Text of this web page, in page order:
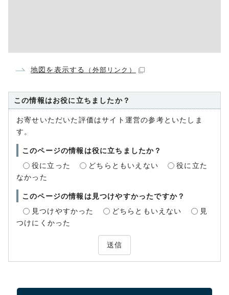
地図を表示する （外部リンク）
この情報はお役に立ちましたか？
お寄せいただいた評価はサイト運営の参考といたしま
す。
このページの情報は役に立ちましたか？
役に立った
どちらともいえない
役に立た
なかった
このページの情報は見つけやすかったですか？
見つけやすかった
どちらともいえない
見
つけにくかった
送信